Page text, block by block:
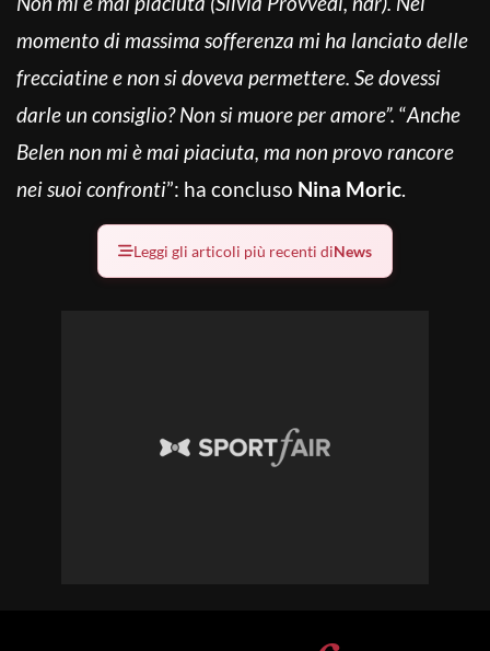
momento di massima sofferenza mi ha lanciato delle
frecciatine e non si doveva permettere. Se dovessi
darle un consiglio? Non si muore per amore”. “Anche
Belen non mi è mai piaciuta, ma non provo rancore
nei suoi confronti”: ha concluso Nina Moric.
Leggi gli articoli più recenti diNews